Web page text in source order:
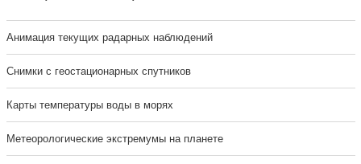
Анимация текущих радарных наблюдений
Cнимки с геостационарных спутников
Карты температуры воды в морях
Метеорологические экстремумы на планете